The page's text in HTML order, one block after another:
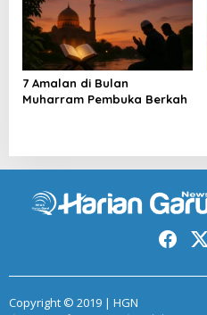
7 Amalan di Bulan
Muharram Pembuka Berkah
Copyright © 2019 | HGN